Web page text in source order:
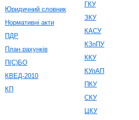
Юридичний словник
Нормативні акти
ПДР
План рахунків
П(С)БО
КВЕД-2010
КП
ГКУ
ЗКУ
КАСУ
КЗпПУ
ККУ
КУпАП
ПКУ
СКУ
ЦКУ